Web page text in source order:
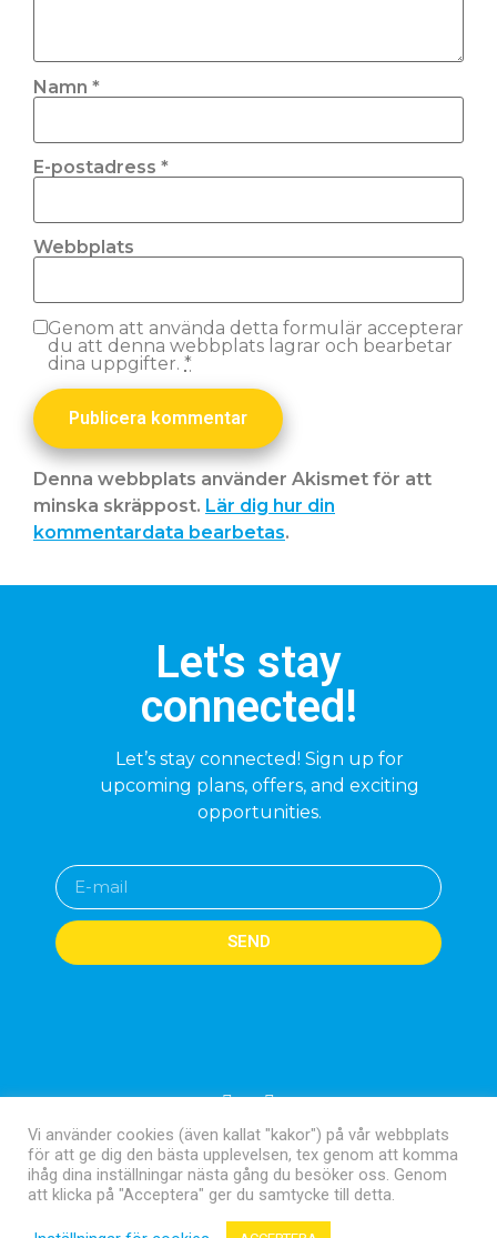
Namn *
E-postadress *
Webbplats
Genom att använda detta formulär accepterar
du att denna webbplats lagrar och bearbetar
dina uppgifter. *
Denna webbplats använder Akismet för att
minska skräppost. Lär dig hur din
kommentardata bearbetas.
Let's stay
connected!
Let’s stay connected! Sign up for
upcoming plans, offers, and exciting
opportunities.
SEND
Terms and conditions Privacy policy
Copyright 2026 © Nomark Sweden AB
Vi använder cookies (även kallat "kakor") på vår webbplats
för att ge dig den bästa upplevelsen, tex genom att komma
ihåg dina inställningar nästa gång du besöker oss. Genom
att klicka på "Acceptera" ger du samtycke till detta.